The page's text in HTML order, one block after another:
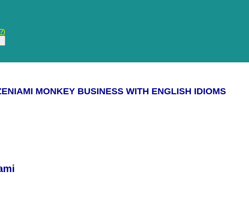
)
MONKEY BUSINESS WITH ENGLISH IDIOMS